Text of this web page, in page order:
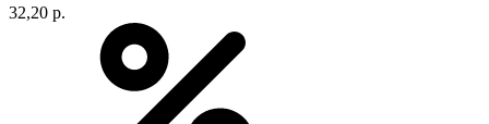
32,20 р.